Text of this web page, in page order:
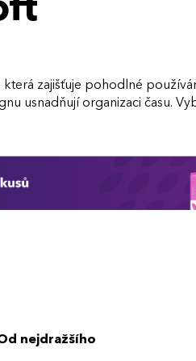
zajišťuje pohodlné
usnadňují organizaci času.
nejdražšího